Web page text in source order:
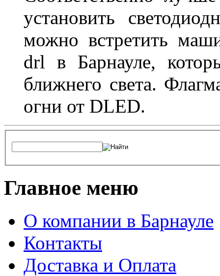
установить
можно встретить
drl в Барнауле,
ближнего света.
огни от DLED.
Главное меню
О компании в Барнауле
Контакты
Доставка и Оплата